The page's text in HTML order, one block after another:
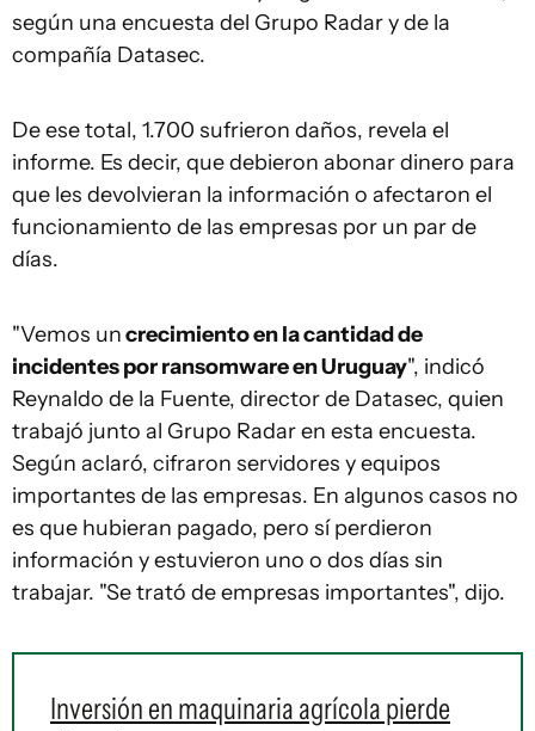
según una encuesta del Grupo Radar y de la
compañía Datasec.
De ese total, 1.700 sufrieron daños, revela el
informe. Es decir, que debieron abonar dinero para
que les devolvieran la información o afectaron el
funcionamiento de las empresas por un par de
días.
"Vemos uncrecimiento en la cantidad de
incidentes por ransomware en Uruguay", indicó
Reynaldo de la Fuente, director de Datasec, quien
trabajó junto al Grupo Radar en esta encuesta.
Según aclaró, cifraron servidores y equipos
importantes de las empresas. En algunos casos no
es que hubieran pagado, pero sí perdieron
información y estuvieron uno o dos días sin
trabajar. "Se trató de empresas importantes", dijo.
Inversión en maquinaria agrícola pierde